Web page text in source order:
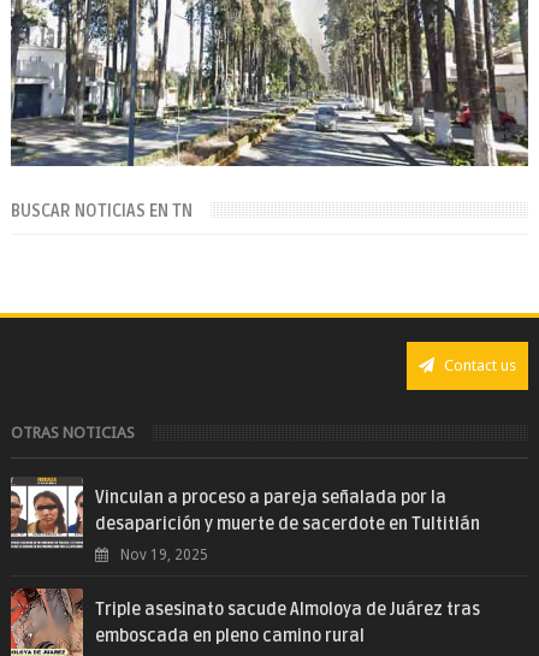
BUSCAR NOTICIAS EN TN
Contact us
OTRAS NOTICIAS
Vinculan a proceso a pareja señalada por la
desaparición y muerte de sacerdote en Tultitlán
Nov 19, 2025
Triple asesinato sacude Almoloya de Juárez tras
emboscada en pleno camino rural